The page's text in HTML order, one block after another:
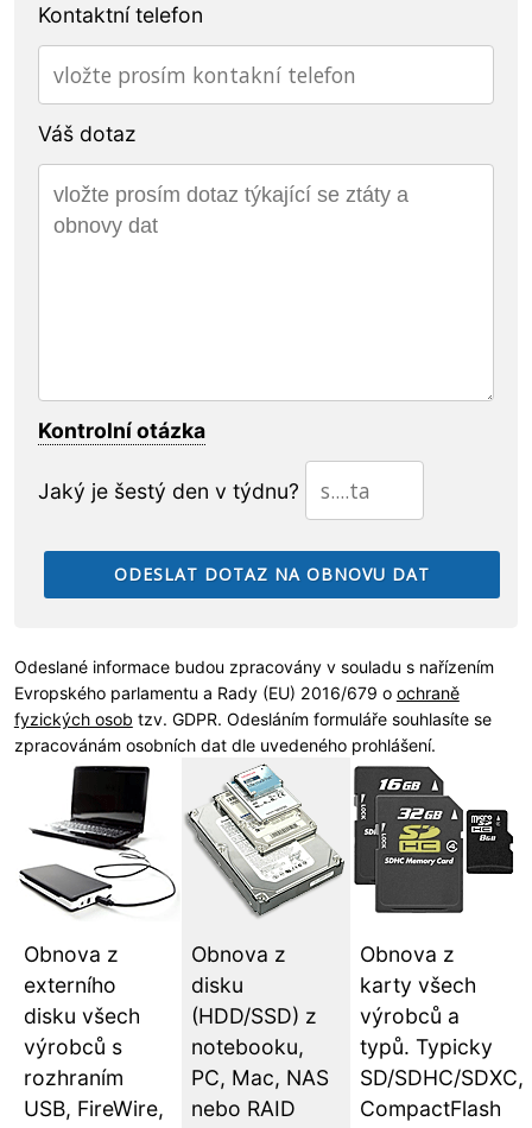
Kontaktní telefon
Váš dotaz
Kontrolní otázka
Jaký je šestý den v týdnu?
Odeslané informace budou zpracovány v souladu s nařízením
Evropského parlamentu a Rady (EU) 2016/679 o ochraně
fyzických osob tzv. GDPR. Odesláním formuláře souhlasíte se
zpracovánám osobních dat dle uvedeného prohlášení.
Obnova z
externího
disku všech
výrobců s
rozhraním
USB, FireWire,
Obnova z
disku
(HDD/SSD) z
notebooku,
PC, Mac, NAS
nebo RAID
Obnova z
karty všech
výrobců a
typů. Typicky
SD/SDHC/SDXC,
CompactFlash